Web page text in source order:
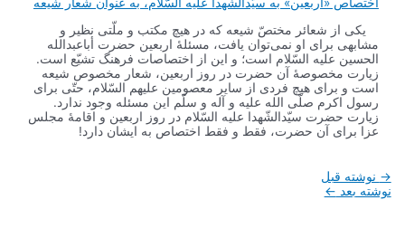
اختصاص «اربعین» به سیّدالشّهدا علیه السّلام، به عنوان شعار شیعه
یکی از شعائر مختصّ شیعه که در هیچ مکتب و ملّتی نظیر و
مشابهی برای او نمی‌توان یافت، مسئلۀ اربعین حضرت أباعبدالله
الحسین علیه السّلام است؛ و این از اختصاصات فرهنگ تشیّع است.
زیارت مخصوصۀ آن حضرت در روز اربعین، شعار مخصوص شیعه
است و برای هیچ فردی از سایر معصومین علیهم السّلام، حتّی برای
رسول اکرم صلّی الله علیه و آله و سلّم این مسئله وجود ندارد.
زیارت حضرت سیّدالشّهدا علیه السّلام در روز اربعین و اقامۀ مجلس
عزا برای آن حضرت، فقط و فقط اختصاص به ایشان دارد!
راهبری
نوشته
→ نوشته قبل
نوشته بعد ←